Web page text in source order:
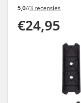
5,0//3 recensies
€24,95